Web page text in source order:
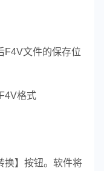
F4V文件的保存位
换】按钮。软件将